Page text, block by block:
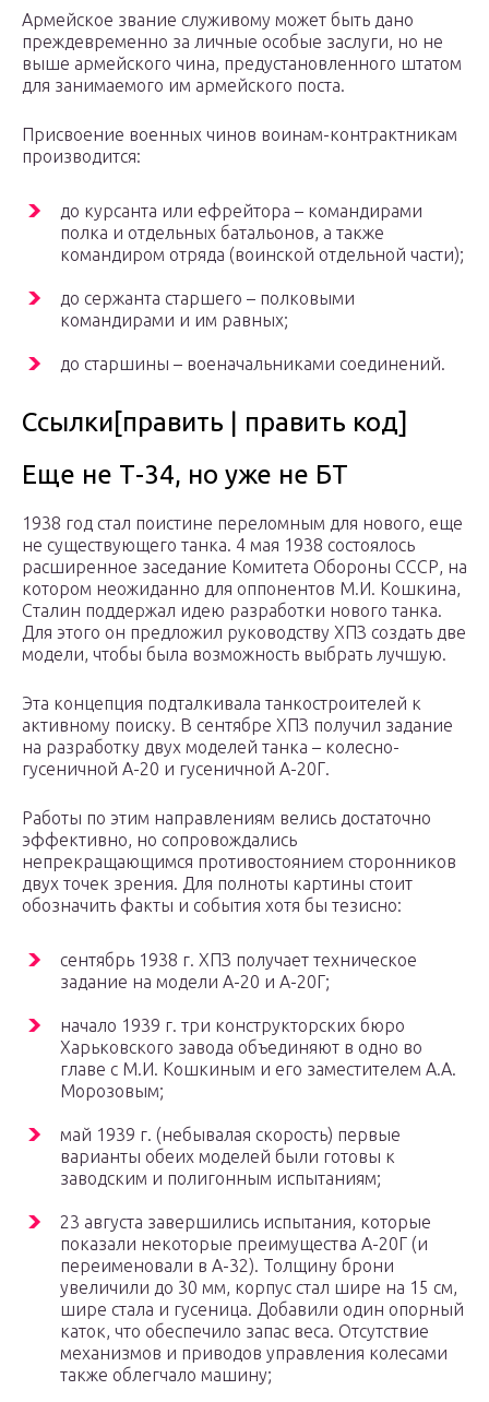
Армейское звание служивому может быть дано
преждевременно за личные особые заслуги, но не
выше армейского чина, предустановленного штатом
для занимаемого им армейского поста.
Присвоение военных чинов воинам-контрактникам
производится:
до курсанта или ефрейтора – командирами
полка и отдельных батальонов, а также
командиром отряда (воинской отдельной части);
до сержанта старшего – полковыми
командирами и им равных;
до старшины – военачальниками соединений.
Ссылки[править | править код]
Еще не Т-34, но уже не БТ
1938 год стал поистине переломным для нового, еще
не существующего танка. 4 мая 1938 состоялось
расширенное заседание Комитета Обороны СССР, на
котором неожиданно для оппонентов М.И. Кошкина,
Сталин поддержал идею разработки нового танка.
Для этого он предложил руководству ХПЗ создать две
модели, чтобы была возможность выбрать лучшую.
Эта концепция подталкивала танкостроителей к
активному поиску. В сентябре ХПЗ получил задание
на разработку двух моделей танка – колесно-
гусеничной А-20 и гусеничной А-20Г.
Работы по этим направлениям велись достаточно
эффективно, но сопровождались
непрекращающимся противостоянием сторонников
двух точек зрения. Для полноты картины стоит
обозначить факты и события хотя бы тезисно:
сентябрь 1938 г. ХПЗ получает техническое
задание на модели А-20 и А-20Г;
начало 1939 г. три конструкторских бюро
Харьковского завода объединяют в одно во
главе с М.И. Кошкиным и его заместителем А.А.
Морозовым;
май 1939 г. (небывалая скорость) первые
варианты обеих моделей были готовы к
заводским и полигонным испытаниям;
23 августа завершились испытания, которые
показали некоторые преимущества А-20Г (и
переименовали в А-32). Толщину брони
увеличили до 30 мм, корпус стал шире на 15 см,
шире стала и гусеница. Добавили один опорный
каток, что обеспечило запас веса. Отсутствие
механизмов и приводов управления колесами
также облегчало машину;